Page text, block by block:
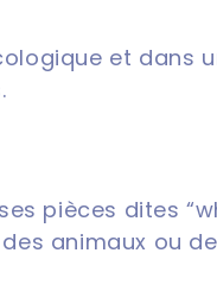
et dans
pièces dites
animaux ou